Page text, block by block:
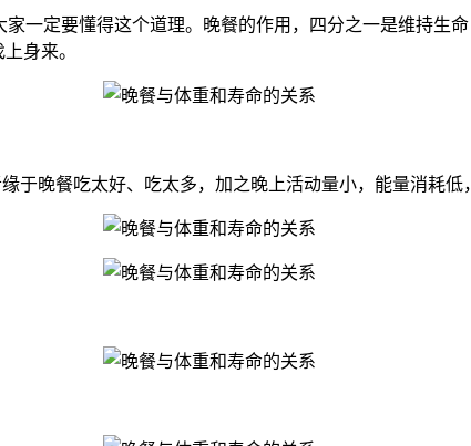
一定要懂得这个道理。晚餐的作用，四分之一是维持生
身来。
于晚餐吃太好、吃太多，加之晚上活动量小，能量消耗